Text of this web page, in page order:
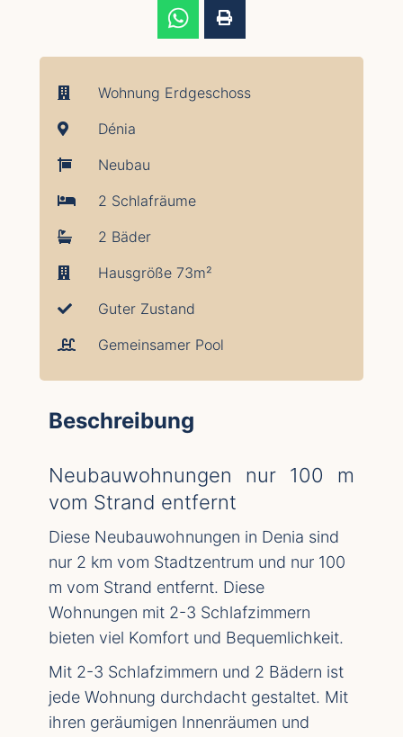
Wohnung Erdgeschoss
Dénia
Neubau
2 Schlafräume
2 Bäder
Hausgröße 73m²
Guter Zustand
Gemeinsamer Pool
Beschreibung
Neubauwohnungen nur 100 m
vom Strand entfernt
Diese Neubauwohnungen in Denia sind
nur 2 km vom Stadtzentrum und nur 100
m vom Strand entfernt. Diese
Wohnungen mit 2-3 Schlafzimmern
bieten viel Komfort und Bequemlichkeit.
Mit 2-3 Schlafzimmern und 2 Bädern ist
jede Wohnung durchdacht gestaltet. Mit
ihren geräumigen Innenräumen und